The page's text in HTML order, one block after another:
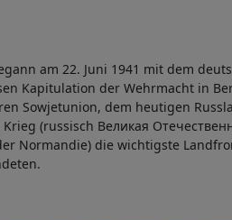
am 22. Juni 1941 mit dem
Kapitulation der Wehrmacht in
Sowjetunion, dem heutigen
(russisch Великая
Normandie) die wichtigste